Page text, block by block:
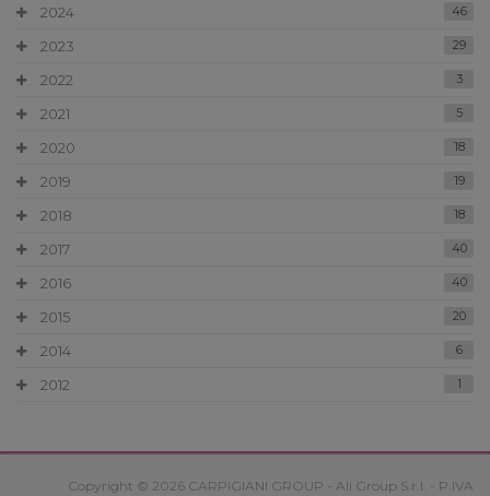
2024 46
2023 29
2022 3
2021 5
2020 18
2019 19
2018 18
2017 40
2016 40
2015 20
2014 6
2012 1
Copyright © 2026 CARPIGIANI GROUP - Ali Group S.r.l. - P.IVA